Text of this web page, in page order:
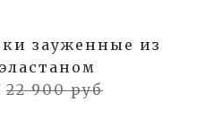
зауженные из
22 900 руб